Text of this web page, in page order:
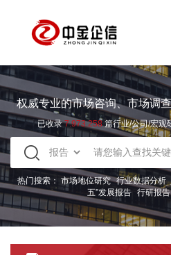
权威专业的市场咨询、市场调
已收录7.973.258篇行业/公司/宏观
热门搜索： 市场地位研究 行业数据分析
五”发展报告 行研报告